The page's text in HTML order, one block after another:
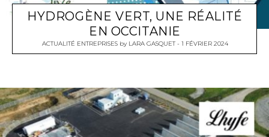
HYDROGÈNE VERT, UNE RÉALITÉ
EN OCCITANIE
ACTUALITÉ ENTREPRISESby LARA GASQUET 1 FÉVRIER 2024